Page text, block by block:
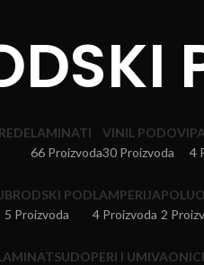
LAMINATI
66 Proizvoda
VINIL PODOVI
30 Proizvoda
4
BRODSKI POD
5 Proizvoda
LAMPERIJA
4 Proizvoda 2
SUDOPERI I UMIVAONICI